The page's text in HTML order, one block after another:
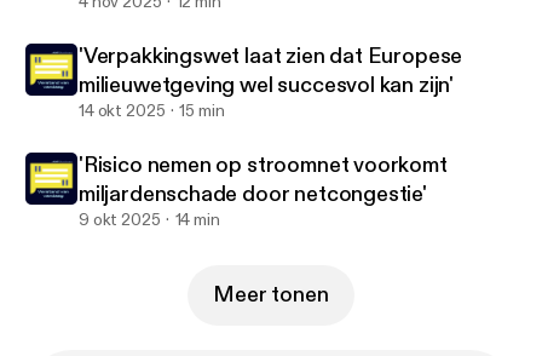
'Verpakkingswet laat zien dat Europese
milieuwetgeving wel succesvol kan zijn'
14 okt 2025 15 min
'Risico nemen op stroomnet voorkomt
miljardenschade door netcongestie'
9 okt 2025 14 min
Meer tonen